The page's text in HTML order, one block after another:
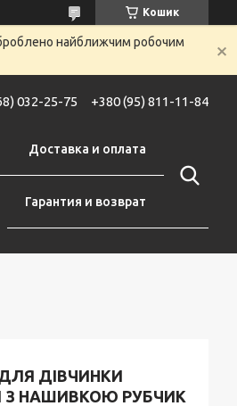
Кошик
найближчим робочим
032-25-75 +380 (95) 811-11-84
Доставка и оплата
Гарантия и возврат
ДІВЧИНКИ
НАШИВКОЮ РУБЧИК